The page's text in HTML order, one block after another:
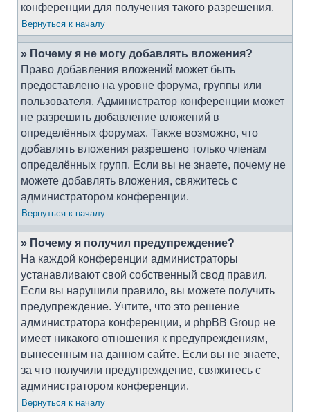
конференции для получения такого разрешения.
Вернуться к началу
» Почему я не могу добавлять вложения?
Право добавления вложений может быть
предоставлено на уровне форума, группы или
пользователя. Администратор конференции может
не разрешить добавление вложений в
определённых форумах. Также возможно, что
добавлять вложения разрешено только членам
определённых групп. Если вы не знаете, почему не
можете добавлять вложения, свяжитесь с
администратором конференции.
Вернуться к началу
» Почему я получил предупреждение?
На каждой конференции администраторы
устанавливают свой собственный свод правил.
Если вы нарушили правило, вы можете получить
предупреждение. Учтите, что это решение
администратора конференции, и phpBB Group не
имеет никакого отношения к предупреждениям,
вынесенным на данном сайте. Если вы не знаете,
за что получили предупреждение, свяжитесь с
администратором конференции.
Вернуться к началу